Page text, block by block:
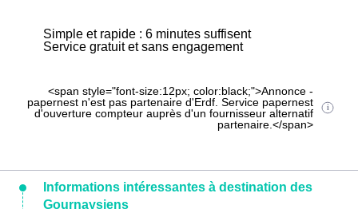
Simple et rapide : 6 minutes suffisent
Service gratuit et sans engagement
<span style="font-size:12px; color:black;">Annonce -
papernest n'est pas partenaire d'Erdf. Service papernest
d'ouverture compteur auprès d'un fournisseur alternatif
partenaire.</span>
Informations intéressantes à destination des
Gournaysiens